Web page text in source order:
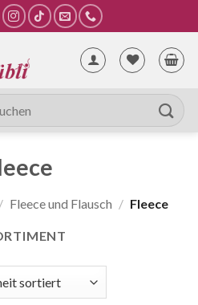
/ Fleece und Flausch / Fleece